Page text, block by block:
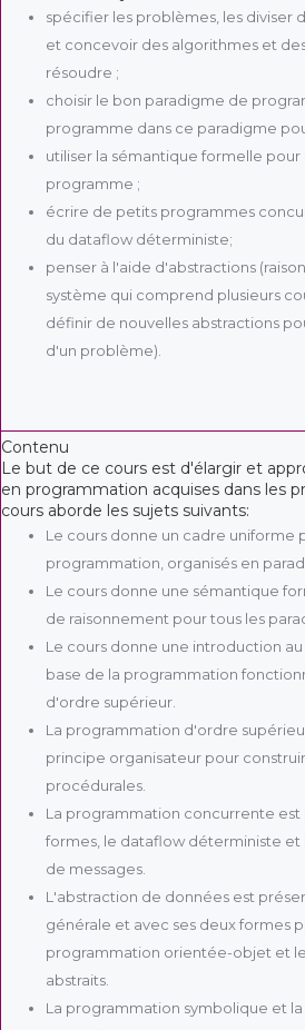
spécifier les problèmes, les diviser
et concevoir des algorithmes et
résoudre ;
choisir le bon paradigme de
programme dans ce paradigme
utiliser la sémantique formelle
programme ;
écrire de petits programmes
du dataflow déterministe;
penser à l'aide d'abstractions
système qui comprend plusieurs
définir de nouvelles abstractions
d'un problème).
Contenu
Le but de ce cours est d'élargir et
en programmation acquises dans les
cours aborde les sujets suivants:
Le cours donne un cadre uniforme
programmation, organisés en
Le cours donne une sémantique
de raisonnement pour tous les
Le cours donne une introduction
base de la programmation
d'ordre supérieur.
La programmation d'ordre
principe organisateur pour
procédurales.
La programmation concurrente
formes, le dataflow déterministe et
de messages.
L'abstraction de données est
générale et avec ses deux formes
programmation orientée-objet et
abstraits.
La programmation symbolique et